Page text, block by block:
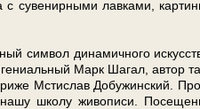
с су­ве­нир­ны­ми лав­ка­ми,
сим­вол ди­на­мич­но­го
Марк Ша­гал, ав­тор
Мсти­слав До­бу­жин­ский.
шко­лу жи­во­пи­си.